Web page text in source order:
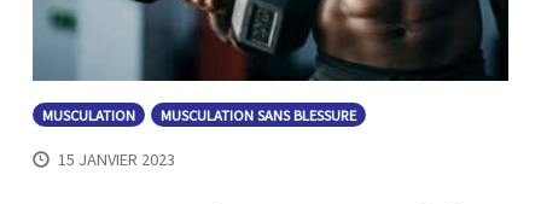
MUSCULATION MUSCULATION SANS BLESSURE
15 JANVIER 2023